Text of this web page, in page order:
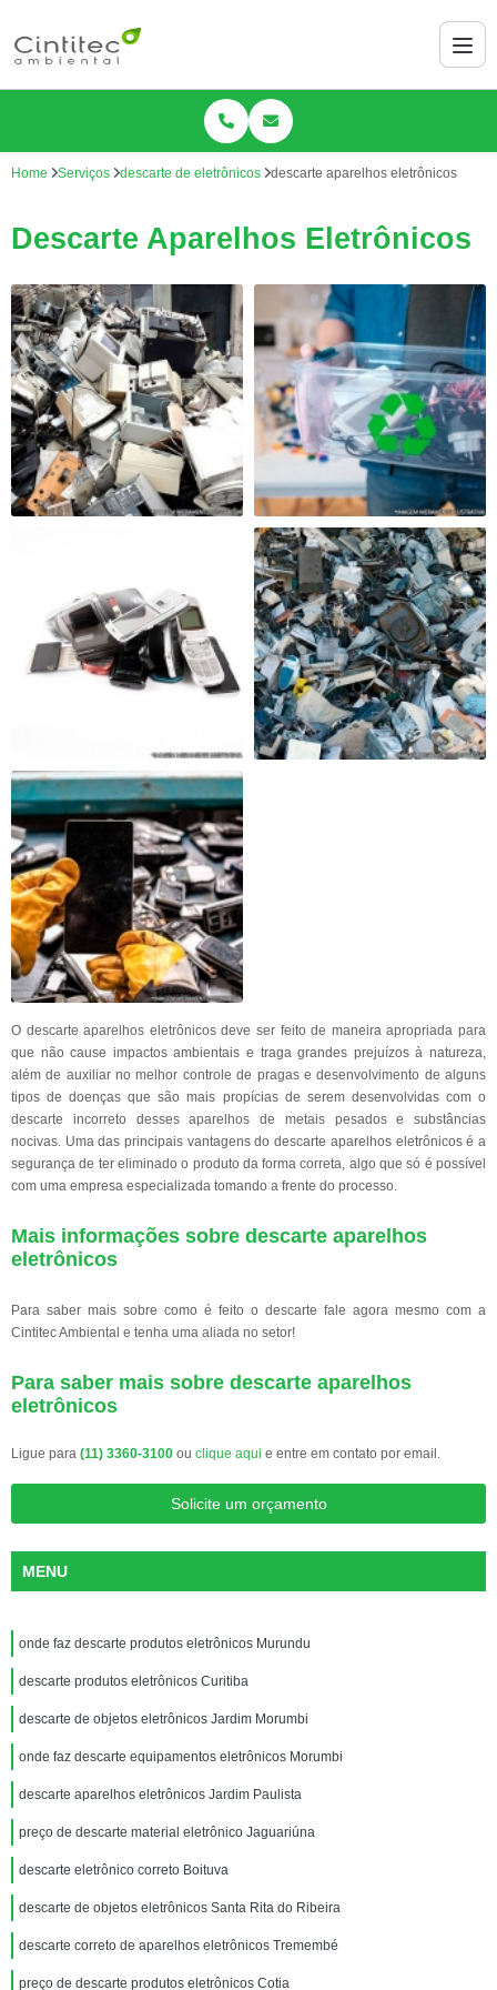
Home Serviços descarte de eletrônicos descarte aparelhos eletrônicos
Descarte Aparelhos Eletrônicos
O descarte aparelhos eletrônicos deve ser feito de maneira apropriada para
que não cause impactos ambientais e traga grandes prejuízos à natureza,
além de auxiliar no melhor controle de pragas e desenvolvimento de alguns
tipos de doenças que são mais propícias de serem desenvolvidas com o
descarte incorreto desses aparelhos de metais pesados e substâncias
nocivas. Uma das principais vantagens do descarte aparelhos eletrônicos é a
segurança de ter eliminado o produto da forma correta, algo que só é possível
com uma empresa especializada tomando a frente do processo.
Mais informações sobre descarte aparelhos
eletrônicos
Para saber mais sobre como é feito o descarte fale agora mesmo com a
Cintitec Ambiental e tenha uma aliada no setor!
Para saber mais sobre descarte aparelhos
eletrônicos
Ligue para (11) 3360-3100 ou clique aqui e entre em contato por email.
Solicite um orçamento
MENU
onde faz descarte produtos eletrônicos Murundu
descarte produtos eletrônicos Curitiba
descarte de objetos eletrônicos Jardim Morumbi
onde faz descarte equipamentos eletrônicos Morumbi
descarte aparelhos eletrônicos Jardim Paulista
preço de descarte material eletrônico Jaguariúna
descarte eletrônico correto Boituva
descarte de objetos eletrônicos Santa Rita do Ribeira
descarte correto de aparelhos eletrônicos Tremembé
preço de descarte produtos eletrônicos Cotia